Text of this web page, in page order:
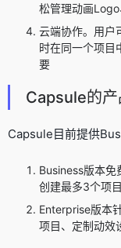
松管理动画
云端协作。用户
时在同一个项目
要
Capsule的
Capsule目前提供
Business版本免
创建最多3个项
Enterprise版本
项目、定制动效